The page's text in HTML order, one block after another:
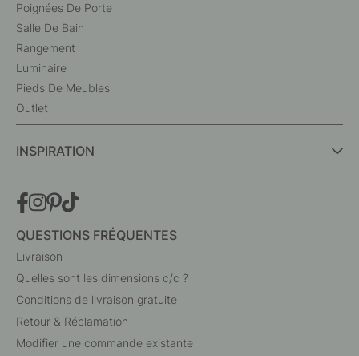
Poignées De Porte
Salle De Bain
Rangement
Luminaire
Pieds De Meubles
Outlet
INSPIRATION
QUESTIONS FRÉQUENTES
Livraison
Quelles sont les dimensions c/c ?
Conditions de livraison gratuite
Retour & Réclamation
Modifier une commande existante